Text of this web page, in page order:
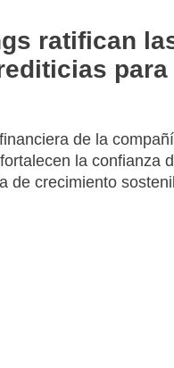
ratifican
para
de la
la confianza
de crecimiento